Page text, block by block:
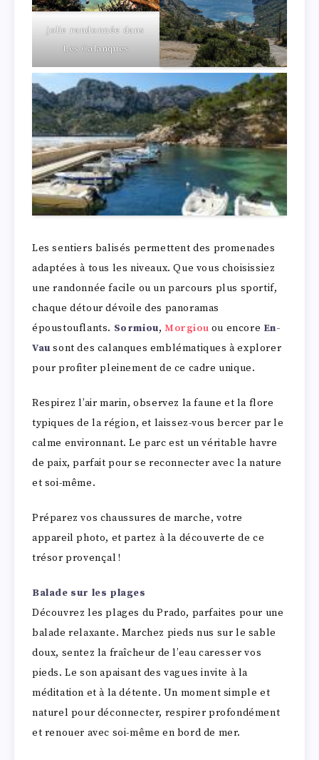
jolie randonnée dans
Les Calanques
Les sentiers balisés permettent des promenades
adaptées à tous les niveaux. Que vous choisissiez
une randonnée facile ou un parcours plus sportif,
chaque détour dévoile des panoramas
époustouflants. Sormiou,Morgiou ou encore En-
Vau sont des calanques emblématiques à explorer
pour profiter pleinement de ce cadre unique.
Respirez l’air marin, observez la faune et la flore
typiques de la région, et laissez-vous bercer par le
calme environnant. Le parc est un véritable havre
de paix, parfait pour se reconnecter avec la nature
et soi-même.
Préparez vos chaussures de marche, votre
appareil photo, et partez à la découverte de ce
trésor provençal !
Balade sur les plages
Découvrez les plages du Prado, parfaites pour une
balade relaxante. Marchez pieds nus sur le sable
doux, sentez la fraîcheur de l’eau caresser vos
pieds. Le son apaisant des vagues invite à la
méditation et à la détente. Un moment simple et
naturel pour déconnecter, respirer profondément
et renouer avec soi-même en bord de mer.